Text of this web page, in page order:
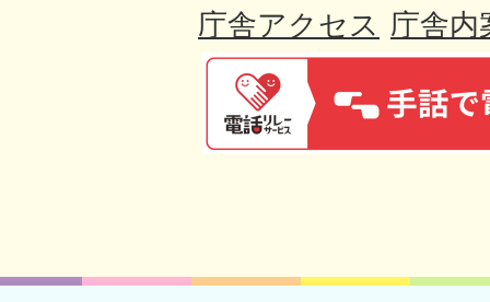
庁舎アクセス 庁舎内